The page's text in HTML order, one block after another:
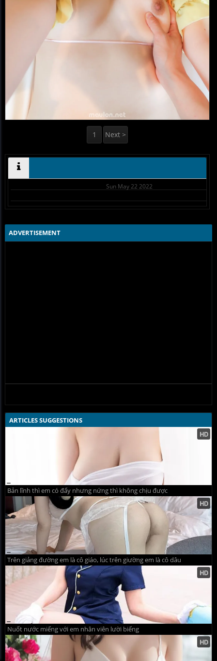
1 Next >
Sun May 22 2022
ADVERTISEMENT
ARTICLES SUGGESTIONS
Bản lĩnh thì em có đấy nhưng nứng thì không chịu được
Trên giảng đường em là cô giáo, lúc trên giường em là cô dâu
Nuốt nước miếng với em nhân viên lười biếng